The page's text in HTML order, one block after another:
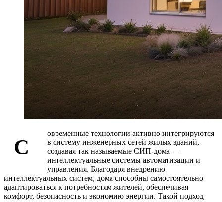
С
овременные технологии активно интегрируются
в систему инженерных сетей жилых зданий,
создавая так называемые СИП-дома —
интеллектуальные системы автоматизации и
управления. Благодаря внедрению
интеллектуальных систем, дома способны самостоятельно
адаптироваться к потребностям жителей, обеспечивая
комфорт, безопасность и экономию энергии. Такой подход